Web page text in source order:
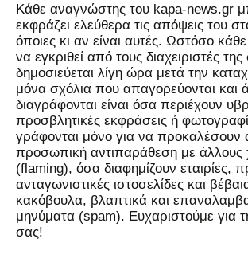
Kάθε αναγνώστης του kapa-news.gr
εκφράζει ελεύθερα τις απόψεις του
όποιες κι αν είναι αυτές. Ωστόσο
να εγκριθεί από τους διαχειριστές
δημοσιεύεται λίγη ώρα μετά την
μόνα σχόλια που απαγορεύονται και
διαγράφονται είναι όσα περιέχουν
προσβλητικές εκφράσεις ή
γράφονται μόνο για να προκαλέσουν
προσωπική αντιπαράθεση με άλλους
(flaming), όσα διαφημίζουν εταιρίες,
ανταγωνιστικές ιστοσελίδες και
κακόβουλα, βλαπτικά και
μηνύματα (spam). Ευχαριστούμε για
σας!